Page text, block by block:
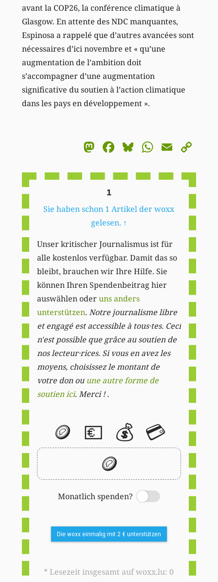
avant la COP26, la conférence climatique à
Glasgow. En attente des NDC manquantes,
Espinosa a rappelé que d’autres avancées sont
nécessaires d’ici novembre et « qu’une
augmentation de l’ambition doit
s’accompagner d’une augmentation
significative du soutien à l’action climatique
dans les pays en développement ».
Mastodon
Facebook
BlueskyEmail
1
Sie haben schon 1 Artikel der woxx
gelesen. ↑
Unser kritischer Journalismus ist für
alle kostenlos verfügbar. Damit das so
bleibt, brauchen wir Ihre Hilfe. Sie
können Ihren Spendenbeitrag hier
auswählen oderuns anders
unterstützen. Notre journalisme libre
et engagé est accessible à tous·tes. Ceci
n'est possible que grâce au soutien de
nos lecteur·rices. Si vous en avez les
moyens, choisissez le montant de
votre don ou une autre forme de
soutien ici. Merci ! .
🪙 💶 💰 💳
🪙
Monatlich spenden?
Switch
Die woxx einmalig mit 2 € unterstützen
* Lesezeit insgesamt auf woxx.lu: 0